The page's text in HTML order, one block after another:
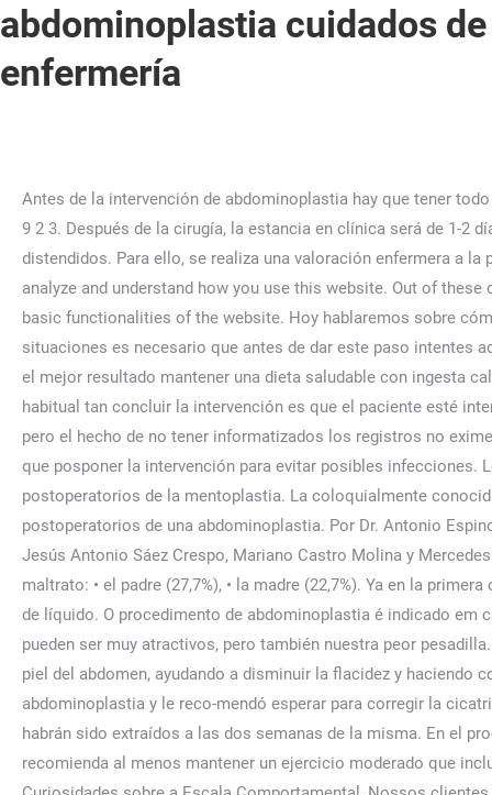
abdominoplastia cuidados de
enfermería
Antes de la intervención de abdominoplastia hay que tener todo preparado para luego tener una buena recuperación. Gastrostomía; Nutrición enteral; Cuidados de enfermería; Estoma; PEG 9 2 3. Después de la cirugía, la estancia en clínica será de 1-2 días. Tampoco el ejercicio, que fortalece los músculos rectos abdominales, pero no los puede reparar en el caso de estar distendidos. Para ello, se realiza una valoración enfermera a la paciente mediante el modelo de las catorce necesidades básicas de Virginia . We also use third-party cookies that help us analyze and understand how you use this website. Out of these cookies, the cookies that are categorized as necessary are stored on your browser as they are essential for the working of basic functionalities of the website. Hoy hablaremos sobre cómo se corrigen los pezones invertidos y por qué debes estar atenta si esto te ocurre. Si estas en alguna de estas dos situaciones es necesario que antes de dar este paso intentes adelgazar y aproximarte al que sería tu peso normal, pues solo de este modo será eficiente. Será fundamental para conseguir el mejor resultado mantener una dieta saludable con ingesta calórica adecuada. Cuidados pre operatorios: Tener una dieta saludable y rica en vitaminas días previos a la cirugía. Lo más habitual tan concluir la intervención es que el paciente esté internado entre 2-4 días. Actualmente la mayoría de los servicios de salud cuentan con un aplicativo de gestión de cuidados, pero el hecho de no tener informatizados los registros no exime de llevar a cabo el trabajo de forma planificada, por lo que sería necesario plasmar en papel todas y cada una de . Habrá que posponer la intervención para evitar posibles infecciones. Leer más », Beneficios de una operación de rinoplastia, Cirugía secundaria mamaria: Una nueva oportunidad, Cuidados pre y postoperatorios de la mentoplastia. La coloquialmente conocida como zona de la “barriguita” es muy difícil de recuperar tras pérdidas masivas de peso o embarazos. Cuidados postoperatorios de una abdominoplastia. Por Dr. Antonio Espinosa de los Monteros 2023-01-09 . ¿Cómo incorporarse a la vida previa a la intervención de abdominoplastia? Reposo relativo. Jesús Antonio Sáez Crespo, Mariano Castro Molina y Mercedes Martínez Piédrola f 62 Cuidados de Enfermería en el Maltrato Infantil En cuanto a los agresores, y sin desglosar los tipos de maltrato: • el padre (27,7%), • la madre (22,7%). Ya en la primera cura notarás una gran mejoría en . De esta manera evitamos problemas en la cicatriz de la abdominoplastia. Acumulaciones de líquido. O procedimento de abdominoplastia é indicado em casos de envelhecimento, excesso de pele devido à grande perda de peso ou então resultante de gestações. Los tatuajes pueden ser muy atractivos, pero también nuestra peor pesadilla. La abdominoplastia o tummy tuck es una cirugía plástica que se realiza con la finalidad de remover el exceso de grasa y de piel del abdomen, ayudando a disminuir la flacidez y haciendo con que el abdomen quede plano y duro, dándole forma a la cintura. Juan Zufia - Implantes dentalesDr. diagnosticó secuela de abdominoplastia y le reco-mendó esperar para corregir la cicatriz umbilical. La extracción de los puntos comienza al final de la primera semana, después de la operación, y todos los puntos